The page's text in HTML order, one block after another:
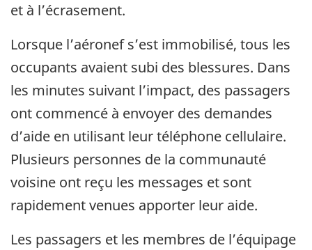
et à l’écrasement.
Lorsque l’aéronef s’est immobilisé, tous les
occupants avaient subi des blessures. Dans
les minutes suivant l’impact, des passagers
ont commencé à envoyer des demandes
d’aide en utilisant leur téléphone cellulaire.
Plusieurs personnes de la communauté
voisine ont reçu les messages et sont
rapidement venues apporter leur aide.
Les passagers et les membres de l’équipage